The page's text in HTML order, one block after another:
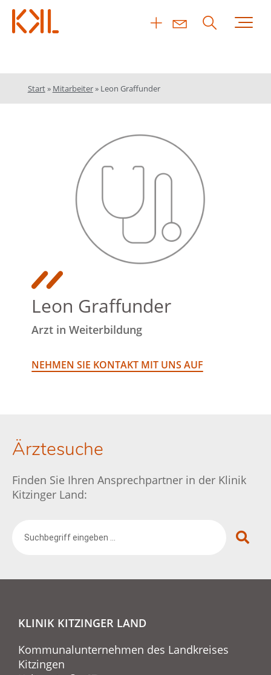
Start» Mitarbeiter» Leon Graffunder
Leon Graffunder
Arzt in Weiterbildung
NEHMEN SIE KONTAKT MIT UNS AUF
Ärztesuche
Finden Sie Ihren Ansprechpartner in der Klinik
Kitzinger Land:
KLINIK KITZINGER LAND
Kommunalunternehmen des Landkreises
Kitzingen